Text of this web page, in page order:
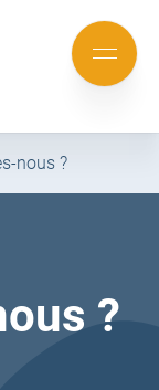
Mobile
menu
nous ?
?